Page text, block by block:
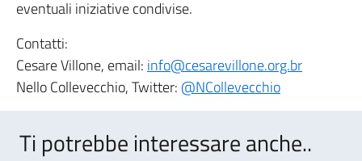
eventuali iniziative condivise.
Contatti:
Cesare Villone, email: info@cesarevillone.org.br
Nello Collevecchio, Twitter: @NCollevecchio
Ti potrebbe interessare anche..